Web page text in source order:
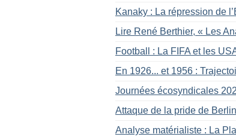
Kanaky : La répression de
Lire René Berthier, « Les
Football : La FIFA et les
En 1926... et 1956 :
Journées écosyndicales
Attaque de la pride de
Analyse matérialiste : La